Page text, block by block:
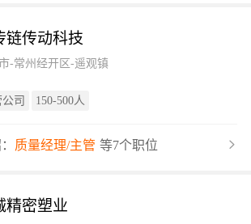
链传动科技
-常州经开区-遥观镇
公司 150-500人
质量经理/主管 等7个职位
精密塑业